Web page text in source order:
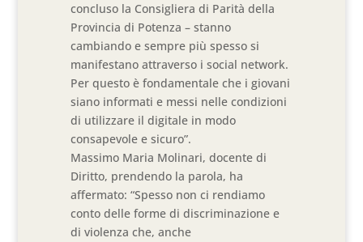
concluso la Consigliera di Parità della
Provincia di Potenza – stanno
cambiando e sempre più spesso si
manifestano attraverso i social network.
Per questo è fondamentale che i giovani
siano informati e messi nelle condizioni
di utilizzare il digitale in modo
consapevole e sicuro”.
Massimo Maria Molinari, docente di
Diritto, prendendo la parola, ha
affermato: “Spesso non ci rendiamo
conto delle forme di discriminazione e
di violenza che, anche